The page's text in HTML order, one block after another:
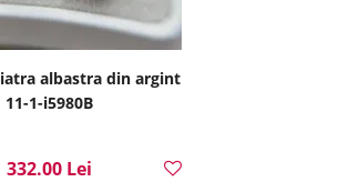
albastra din argint
11-1-i5980B
332.00 Lei